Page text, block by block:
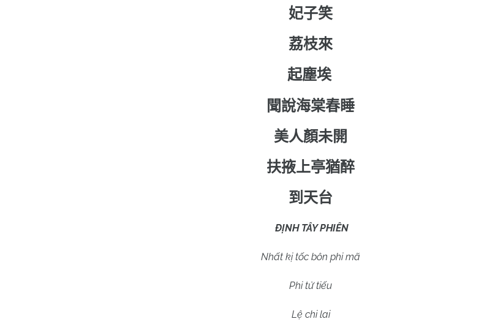
妃子笑
荔枝來
起塵埃
聞說海棠春睡
美人顏未開
扶掖上亭猶醉
到天台
ĐỊNH TÂY PHIÊN
Nhất kị tốc bôn phi mã
Phi tử tiếu
Lệ chi lai